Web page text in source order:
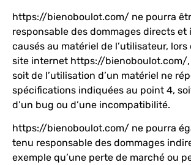
https://bienoboulot.com/ ne pourra
responsable des dommages directs et
causés au matériel de l’utilisateur, lors
site internet https://bienoboulot.com/
soit de l’utilisation d’un matériel ne
spécifications indiquées au point 4,
d’un bug ou d’une incompatibilité.
https://bienoboulot.com/ ne pourra
tenu responsable des dommages
exemple qu’une perte de marché ou